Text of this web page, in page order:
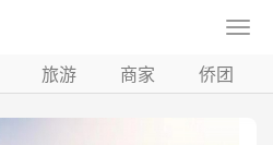
旅游 商家 侨团